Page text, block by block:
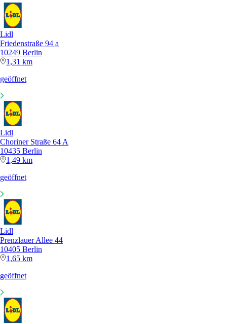
Lidl
Friedenstraße 94 a
10249 Berlin
1,31 km
geöffnet
Lidl
Choriner Straße 64 A
10435 Berlin
1,49 km
geöffnet
Lidl
Prenzlauer Allee 44
10405 Berlin
1,65 km
geöffnet